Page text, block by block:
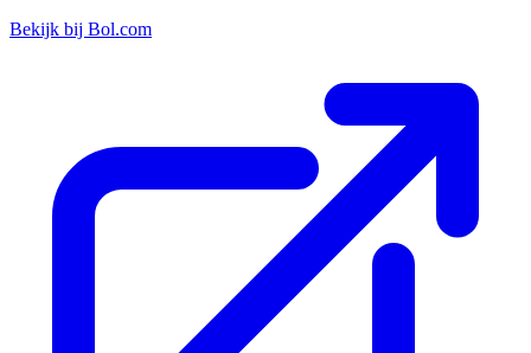
Bekijk bij Bol.com